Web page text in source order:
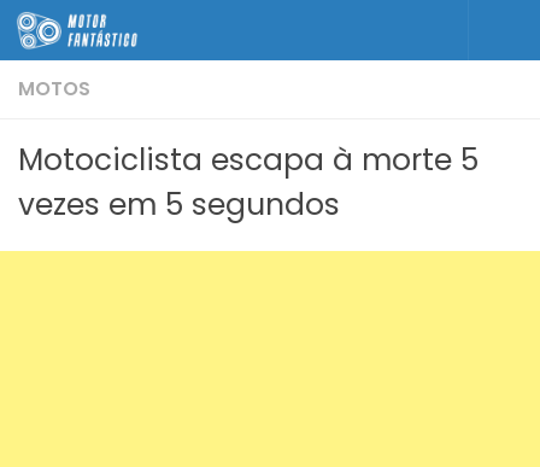
Skip to content
MOTOS
Motociclista escapa à morte 5
vezes em 5 segundos